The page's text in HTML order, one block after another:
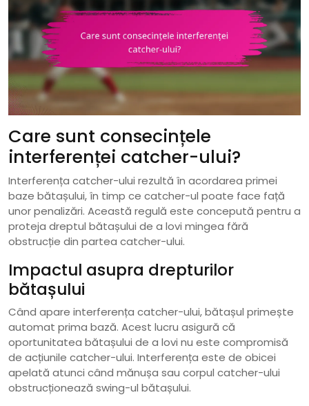
Care sunt consecințele
interferenței catcher-ului?
Interferența catcher-ului rezultă în acordarea primei
baze bătașului, în timp ce catcher-ul poate face față
unor penalizări. Această regulă este concepută pentru a
proteja dreptul bătașului de a lovi mingea fără
obstrucție din partea catcher-ului.
Impactul asupra drepturilor
bătașului
Când apare interferența catcher-ului, bătașul primește
automat prima bază. Acest lucru asigură că
oportunitatea bătașului de a lovi nu este compromisă
de acțiunile catcher-ului. Interferența este de obicei
apelată atunci când mănușa sau corpul catcher-ului
obstrucționează swing-ul bătașului.